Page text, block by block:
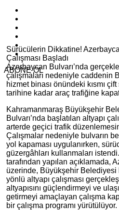
ABONE OL
Sürücülerin Dikkatine!
Çalışması Başladı
Azerbaycan Bulvarı’nda
çalışmaları nedeniyle caddenin
hizmet binası önündeki kısmı
tarihine kadar araç trafiğine
Kahramanmaraş Büyükşehir
Bulvarı’nda başlatılan altyapı
arterde geçici trafik
Çalışmalar nedeniyle bulvarın
yol kapaması uygulanırken,
güzergâhları kullanmaları
tarafından yapılan açıklamada,
üzerinde, Büyükşehir Belediyesi
yönlü altyapı çalışması
altyapısını güçlendirmeyi ve
getirmeyi amaçlayan çalışma
bir çalışma programı yürütülüyor.